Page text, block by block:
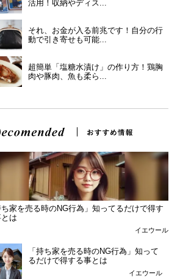
活用！収納やディス...
それ、お金が入る前兆です！自分の行
動で引き寄せも可能...
超簡単「塩糖水漬け」の作り方！鶏胸
肉や豚肉、魚も柔ら...
家を売る時のNG行為」知ってるだけで得す
は
イエウール
「持ち家を売る時のNG行為」知って
るだけで得する事とは
イエウール